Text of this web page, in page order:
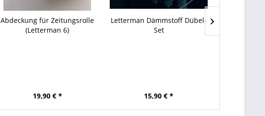
Abdeckung für Zeitungsrolle
(Letterman 6)
19,90 € *
Letterman Dämmstoff Dübel-
Set
15,90 € *